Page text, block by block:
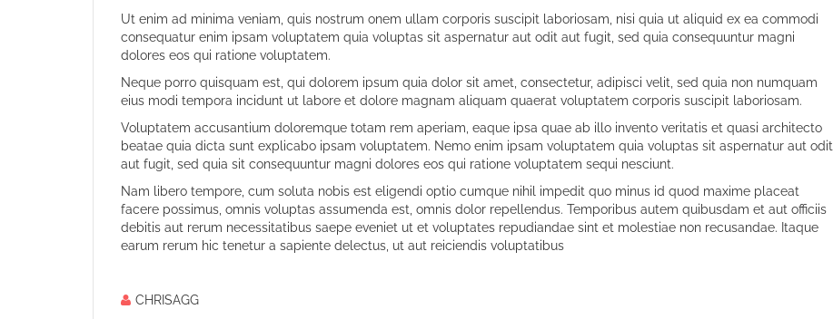
Ut enim ad minima veniam, quis nostrum onem ullam corporis suscipit laboriosam, nisi quia ut aliquid ex ea commodi
consequatur enim ipsam voluptatem quia voluptas sit aspernatur aut odit aut fugit, sed quia consequuntur magni
dolores eos qui ratione voluptatem.
Neque porro quisquam est, qui dolorem ipsum quia dolor sit amet, consectetur, adipisci velit, sed quia non numquam
eius modi tempora incidunt ut labore et dolore magnam aliquam quaerat voluptatem corporis suscipit laboriosam.
Voluptatem accusantium doloremque totam rem aperiam, eaque ipsa quae ab illo invento veritatis et quasi architecto
beatae quia dicta sunt explicabo ipsam voluptatem. Nemo enim ipsam voluptatem quia voluptas sit aspernatur aut odit
aut fugit, sed quia sit consequuntur magni dolores eos qui ratione voluptatem sequi nesciunt.
Nam libero tempore, cum soluta nobis est eligendi optio cumque nihil impedit quo minus id quod maxime placeat
facere possimus, omnis voluptas assumenda est, omnis dolor repellendus. Temporibus autem quibusdam et aut officiis
debitis aut rerum necessitatibus saepe eveniet ut et voluptates repudiandae sint et molestiae non recusandae. Itaque
earum rerum hic tenetur a sapiente delectus, ut aut reiciendis voluptatibus
CHRISAGG